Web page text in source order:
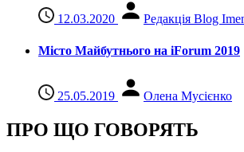
12.03.2020 Редакція Blog
Місто Майбутнього на iForum 2019
25.05.2019 Олена Мусієнко
ПРО ЩО ГОВОРЯТЬ